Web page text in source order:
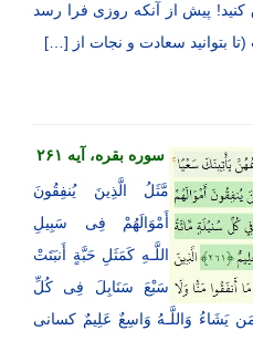
کنید! پیش از آنکه روزی فرا رسد
بتوانید سعادت و نجات از […]
سوره بقره، آیه ۲۶۱
مَّثَلُ الَّذِینَ یُنفِقُونَ
أَمْوَالَهُمْ فِی سَبِیلِ
اللَّـهِ كَمَثَلِ حَبَّةٍ أَنبَتَتْ
سَبْعَ سَنَابِلَ فِی كُلِّ
یَشَاءُ وَاللَّـهُ وَاسِعٌ عَلِیمٌ کسانی